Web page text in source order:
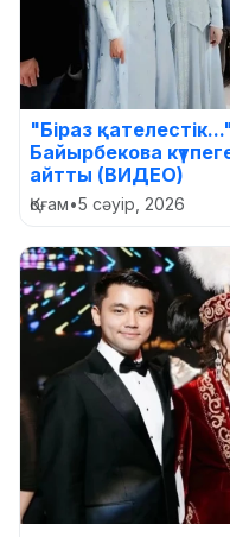
"Біраз
Байырбекова
айтты (ВИДЕО)
Қоғам•5 сәуір, 2026